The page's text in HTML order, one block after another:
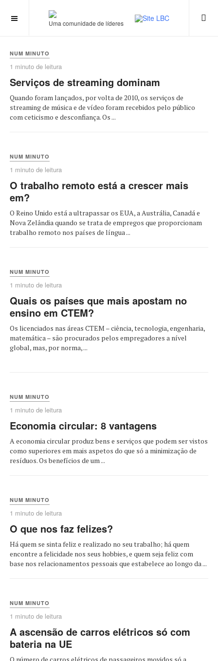
Uma comunidade de líderes
NUM MINUTO
1 minuto de leitura
Serviços de streaming dominam
Quando foram lançados, por volta de 2010, os serviços de
streaming de música e de vídeo foram recebidos pelo público
com ceticismo e desconfiança. Os ...
NUM MINUTO
1 minuto de leitura
O trabalho remoto está a crescer mais
em?
O Reino Unido está a ultrapassar os EUA, a Austrália, Canadá e
Nova Zelândia quando se trata de empregos que proporcionam
trabalho remoto nos países de língua ...
NUM MINUTO
1 minuto de leitura
Quais os países que mais apostam no
ensino em CTEM?
Os licenciados nas áreas CTEM – ciência, tecnologia, engenharia,
matemática – são procurados pelos empregadores a nível
global, mas, por norma, ...
NUM MINUTO
1 minuto de leitura
Economia circular: 8 vantagens
A economia circular produz bens e serviços que podem ser vistos
como superiores em mais aspetos do que só a minimização de
resíduos. Os benefícios de um ...
NUM MINUTO
1 minuto de leitura
O que nos faz felizes?
Há quem se sinta feliz e realizado no seu trabalho; há quem
encontre a felicidade nos seus hobbies, e quem seja feliz com
base nos relacionamentos pessoais que estabelece ao longo da ...
NUM MINUTO
1 minuto de leitura
A ascensão de carros elétricos só com
bateria na UE